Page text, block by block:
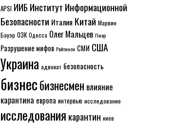
APSI ИИБ Институт Информационной
Безопасности Италия Китай Марвин
Бауэр ОЗК Одесса Олег Мальцев Пиар
Разрушение мифов Рейтинги СМИ США
Украина адвокат безопасность
бизнесбизнесмен влияние
карантина европа интервью исследование
исследования карантин киев